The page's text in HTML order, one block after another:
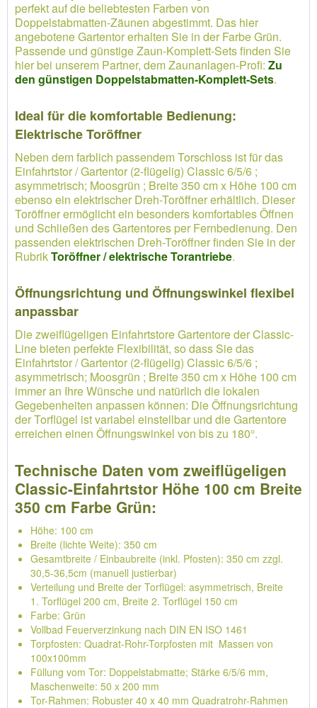
perfekt auf die beliebtesten Farben von
Doppelstabmatten-Zäunen abgestimmt. Das hier
angebotene Gartentor erhalten Sie in der Farbe Grün.
Passende und günstige Zaun-Komplett-Sets finden Sie
hier bei unserem Partner, dem Zaunanlagen-Profi: Zu
den günstigen Doppelstabmatten-Komplett-Sets.
Ideal für die komfortable Bedienung:
Elektrische Toröffner
Neben dem farblich passendem Torschloss ist für das
Einfahrtstor / Gartentor (2-flügelig) Classic 6/5/6 ;
asymmetrisch; Moosgrün ; Breite 350 cm x Höhe 100 cm
ebenso ein elektrischer Dreh-Toröffner erhältlich. Dieser
Toröffner ermöglicht ein besonders komfortables Öffnen
und Schließen des Gartentores per Fernbedienung. Den
passenden elektrischen Dreh-Toröffner finden Sie in der
RubrikToröffner / elektrische Torantriebe.
Öffnungsrichtung und Öffnungswinkel flexibel
anpassbar
Die zweiflügeligen Einfahrtstore Gartentore der Classic-
Line bieten perfekte Flexibilität, so dass Sie das
Einfahrtstor / Gartentor (2-flügelig) Classic 6/5/6 ;
asymmetrisch; Moosgrün ; Breite 350 cm x Höhe 100 cm
immer an Ihre Wünsche und natürlich die lokalen
Gegebenheiten anpassen können: Die Öffnungsrichtung
der Torflügel ist variabel einstellbar und die Gartentore
erreichen einen Öffnungswinkel von bis zu 180°.
Technische Daten vom zweiflügeligen
Classic-Einfahrtstor Höhe 100 cm Breite
350 cm Farbe Grün:
Höhe: 100 cm
Breite (lichte Weite): 350 cm
Gesamtbreite / Einbaubreite (inkl. Pfosten): 350 cm zzgl.
30,5-36,5cm (manuell justierbar)
Verteilung und Breite der Torflügel: asymmetrisch, Breite
1. Torflügel 200 cm, Breite 2. Torflügel 150 cm
Farbe: Grün
Vollbad Feuerverzinkung nach DIN EN ISO 1461
Torpfosten: Quadrat-Rohr-Torpfosten mit Massen von
100x100mm
Füllung vom Tor: Doppelstabmatte; Stärke 6/5/6 mm,
Maschenweite: 50 x 200 mm
Tor-Rahmen: Robuster 40 x 40 mm Quadratrohr-Rahmen